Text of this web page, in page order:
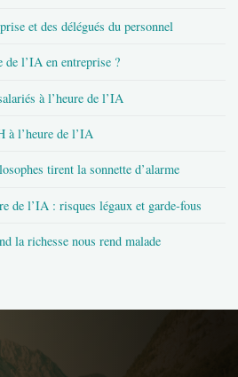
et des délégués du personnel
de l’IA en entreprise ?
à l’heure de l’IA
à l’heure de l’IA
tirent la sonnette d’alarme
de l’IA : risques légaux et garde-fous
la richesse nous rend malade